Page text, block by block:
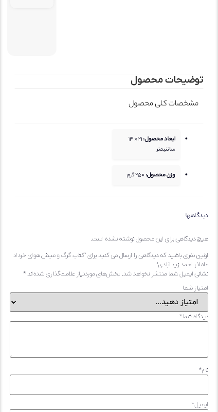
توضیحات محصول
مشخصات کلی محصول
ابعاد محصول:
21 × 14
سانتیمتر
وزن محصول:250گرم
دیدگاهی برای این محصول نوشته نشده است.
نفری باشید که دیدگاهی را ارسال می کنید برای “کتاب گرگ و میش هوای خرداد
اثر احمد زید آبادی”
ایمیل شما منتشر نخواهد شد.بخش‌های موردنیاز علامت‌گذاری شده‌اند*
شما
شما*
*